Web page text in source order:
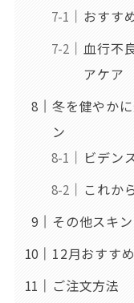
おすす
血行不
アケア
冬を健やか
ン
ビデン
これか
その他スキ
12月おすす
ご注文方法